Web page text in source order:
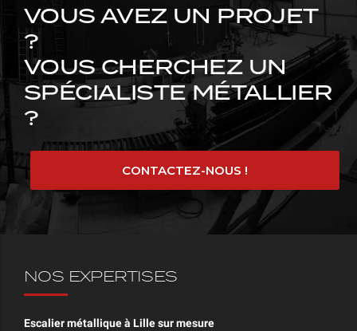
VOUS AVEZ UN PROJET
?
VOUS CHERCHEZ UN
SPÉCIALISTE MÉTALLIER
?
CONTACTEZ-NOUS !
NOS EXPERTISES
Escalier métallique à Lille sur mesure